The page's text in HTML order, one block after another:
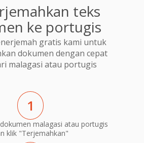
teks
ke portugis
gratis kami untuk
dokumen dengan cepat
malagasi atau portugis
1
malagasi atau portugis
klik "Terjemahkan"